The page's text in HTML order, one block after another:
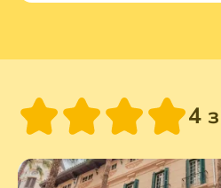
4